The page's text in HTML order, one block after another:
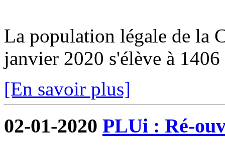
La population légale de la
janvier 2020 s'élève à
[En savoir plus]
02-01-2020 PLUi : Ré-